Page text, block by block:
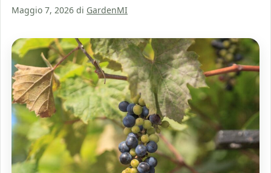
Maggio 7, 2026 di GardenMI